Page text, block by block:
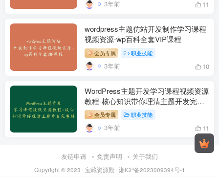
3年前 11
wordpress主题仿站开发制作学习课程
视频资源-wp百科全套VIP课程
会员专属 职业技能
3年前 10
WordPress主题开发学习课程视频资源
教程-核心知识带你理清主题开发完整
脉络会员专属 职业技能
3年前 11
友链申请 免责声明 关于我们
Copyright © 2023 · 宝藏资源殿· 湘ICP备2023009394号-1